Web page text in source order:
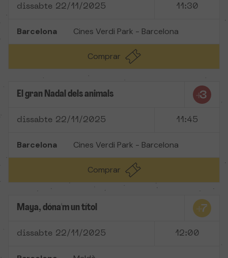
dissabte 22/11/2025 11:30
Barcelona Cines Verdi Park - Barcelona
Comprar
El gran Nadal dels animals
dissabte 22/11/2025 11:45
Barcelona Cines Verdi Park - Barcelona
Comprar
Maya, dóna'm un títol
dissabte 22/11/2025 12:00